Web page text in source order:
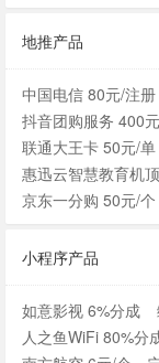
地推产品
中国电信 80元/注册
抖音团购服务 400
联通大王卡 50元/单
惠迅云智慧教育机
京东一分购 50元/个
小程序产品
如意影视 6%分成
人之鱼WiFi 80%分